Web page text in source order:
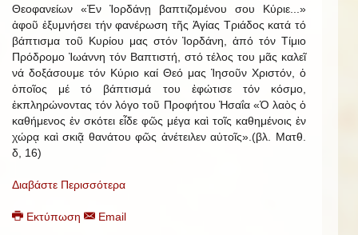
Θεοφανείων «Ἐν Ἰορδάνῃ βαπτιζομένου σου Κύριε...»
ἀφοῦ ἐξυμνήσει τήν φανέρωση τῆς Ἁγίας Τριάδος κατά τό
βάπτισμα τοῦ Κυρίου μας στόν Ἰορδάνη, ἀπό τόν Τίμιο
Πρόδρομο Ἰωάννη τόν Βαπτιστή, στό τέλος του μᾶς καλεῖ
νά δοξάσουμε τόν Κύριο καί Θεό μας Ἰησοῦν Χριστόν, ὁ
ὁποῖος μέ τό βάπτισμά του ἐφώτισε τόν κόσμο,
ἐκπληρώνοντας τόν λόγο τοῦ Προφήτου Ἠσαΐα «Ὁ λαὸς ὁ
καθήμενος ἐν σκότει εἶδε φῶς μέγα καὶ τοῖς καθημένοις ἐν
χώρᾳ καὶ σκιᾷ θανάτου φῶς ἀνέτειλεν αὐτοῖς».(βλ. Ματθ.
δ, 16)
Διαβάστε Περισσότερα
Εκτύπωση Email